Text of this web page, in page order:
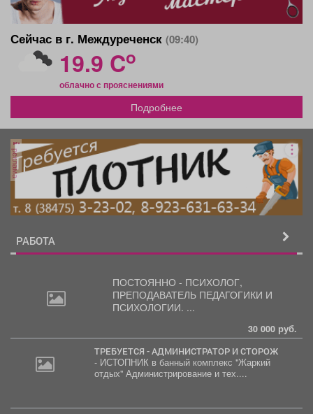
Сейчас в г. Междуреченск (09:40)
19.9 Co
облачно с прояснениями
Подробнее
реклама
РАБОТА
ПОСТОЯННО - ПСИХОЛОГ,
ПРЕПОДАВАТЕЛЬ ПЕДАГОГИКИ И
ПСИХОЛОГИИ. ...
30 000 руб.
ТРЕБУЕТСЯ - АДМИНИСТРАТОР И СТОРОЖ
- ИСТОПНИК в банный комплекс "Жаркий
отдых" Администрирование и тех....